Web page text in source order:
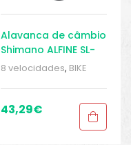
Alavanca de câmbio
Shimano ALFINE SL-
S503 de 8 marchas
8 velocidades, BIKE
Peças,Peças de
bicicleta de trekking,
43,29€